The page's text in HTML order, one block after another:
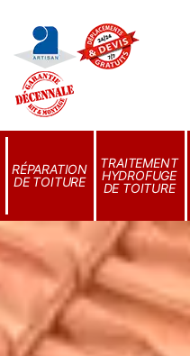
RÉPARATION
DE TOITURE
TRAITEMENT
HYDROFUGE
DE TOITURE